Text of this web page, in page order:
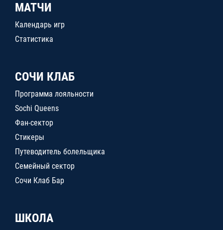
МАТЧИ
Календарь игр
Статистика
СОЧИ КЛАБ
Программа лояльности
Sochi Queens
Фан-сектор
Стикеры
Путеводитель болельщика
Семейный сектор
Сочи Клаб Бар
ШКОЛА